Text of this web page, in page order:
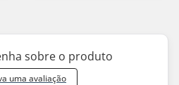
sobre o produto
uma avaliação